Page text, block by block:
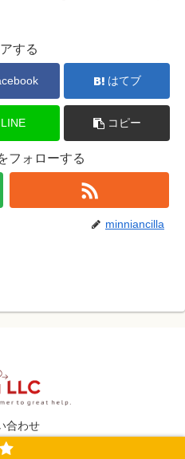
する
はてブ
LINE コピー
フォローする
minniancilla
合わせ
llc All Rights Reserved.